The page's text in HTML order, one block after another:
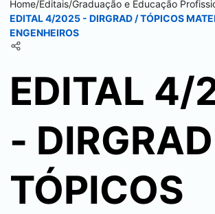
Home/Editais/Graduação e Educação
EDITAL 4/2025 - DIRGRAD / TÓPICOS
ENGENHEIROS
EDITAL 4/
-
TÓPICOS